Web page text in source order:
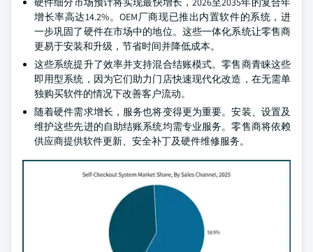
增长率高达14.2%。OEM厂商现已推出内置软件的系统，进
一步巩固了硬件在市场中的地位。这些一体化系统让零售商
更易于安装和升级，节省时间并降低成本。
这些系统提升了效率并支持混合结账模式。零售商青睐这些
即用型系统，因为它们助力门店快速现代化改造，在无需单
独购买软件的情况下改善客户流动。
随着硬件需求增长，服务也将变得更为重要。安装、设置及
维护这些先进的自助结账系统均需专业服务。零售商将依赖
供应商提供软件更新、安全补丁及硬件维修服务。